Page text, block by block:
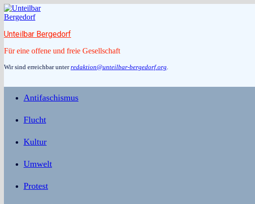
Zum
Inhalt
Unteilbar Bergedorf
Für eine offene und freie Gesellschaft
Wir sind erreichbar unterredaktion@unteilbar-bergedorf.org.
Antifaschismus
Flucht
Kultur
Umwelt
Protest